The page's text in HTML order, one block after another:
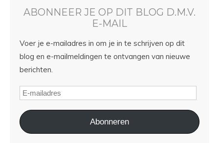
ABONNEER JE OP DIT BLOG D.M.V.
E-MAIL
Voer je e-mailadres in om je in te schrijven op dit
blog en e-mailmeldingen te ontvangen van nieuwe
berichten.
Abonneren